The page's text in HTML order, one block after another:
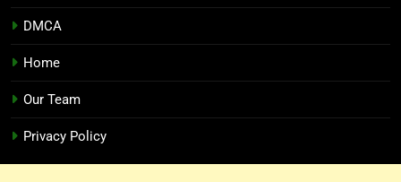
DMCA
Home
Our Team
Privacy Policy